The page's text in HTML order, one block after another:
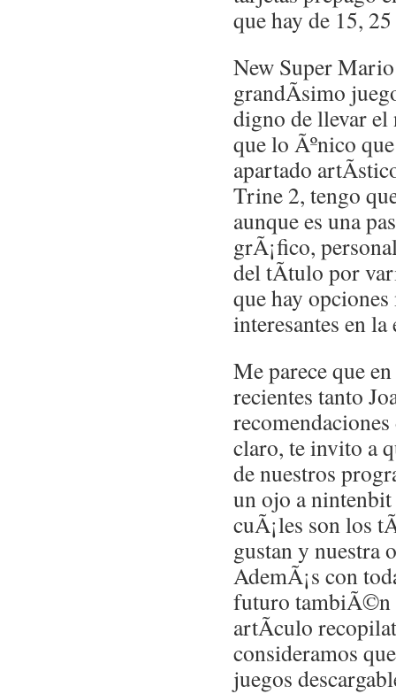
que hay de 15,
New Super
grandÃ­simo
digno de llevar
que lo Ãºnico
apartado
Trine 2, tengo
aunque es una
grÃ¡fico,
del tÃ­tulo por
que hay
interesantes en la
Me parece que
recientes tanto
claro, te invito a
de nuestros
un ojo a
cuÃ¡les son los
gustan y nuestra
AdemÃ¡s con
futuro tambiÃ©n
artÃ­culo
consideramos
juegos